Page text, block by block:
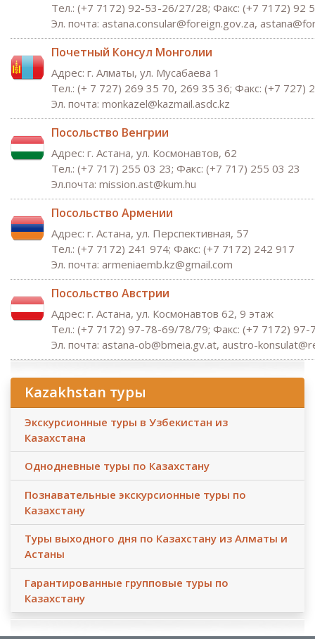
Тел.: (+7 7172) 92-53-26/27/28; Факс: (+7 7172) 92
Эл. почта: astana.consular@foreign.gov.za,
Почетный Консул Монголии
Адрес: г. Алматы, ул. Мусабаева 1
Тел.: (+ 7 727) 269 35 70, 269 35 36; Факс: (+7 727)
Эл. почта: monkazel@kazmail.asdc.kz
Посольство Венгрии
Адрес: г. Астана, ул. Космонавтов, 62
Тел.: (+7 717) 255 03 23; Факс: (+7 717) 255 03 23
Эл.почта: mission.ast@kum.hu
Посольство Армении
Адрес: г. Астана, ул. Перспективная, 57
Тел.: (+7 7172) 241 974; Факс: (+7 7172) 242 917
Эл. почта: armeniaemb.kz@gmail.com
Посольство Австрии
Адрес: г. Астана, ул. Космонавтов 62, 9 этаж
Тел.: (+7 7172) 97-78-69/78/79; Факс: (+7 7172) 97-
Эл. почта: astana-ob@bmeia.gv.at, austro-
Kazakhstan туры
Экскурсионные туры в Узбекистан из
Казахстана
Однодневные туры по Казахстану
Познавательные экскурсионные туры по
Казахстану
Туры выходного дня по Казахстану из Алматы и
Астаны
Гарантированные групповые туры по
Казахстану